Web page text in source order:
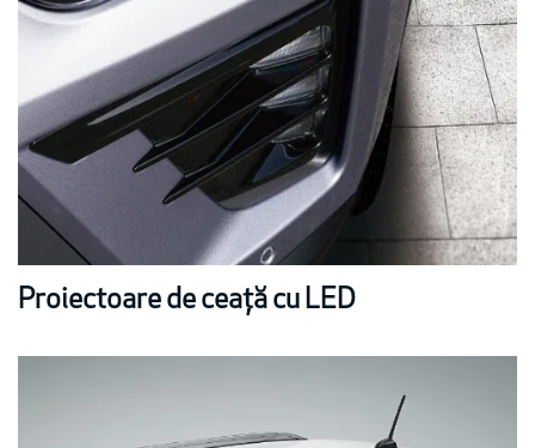
Proiectoare de ceață cu LED